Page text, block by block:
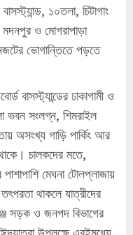
১০তলা, চিটাগাং
ও মোগরাপাড়া
ভোগান্তিতে পড়তে
বাসস্ট্যান্ডের ঢাকাগামী ও
ভবন সংলগ্ন, শিমরাইল
অসংখ্য গাড়ি পার্কিং আর
চালকদের মতে,
মেঘনা টোলপ্লাজায়
থাকলে যাত্রীদের
সড়ক ও জনপদ বিভাগের